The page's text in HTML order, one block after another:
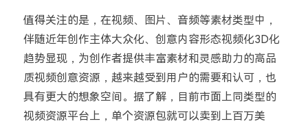
值得关注的是，在视频、图片、音频等素材类型中，
伴随近年创作主体大众化、创意内容形态视频化3D化
趋势显现，为创作者提供丰富素材和灵感助力的高品
质视频创意资源，越来越受到用户的需要和认可，也
具有更大的想象空间。据了解，目前市面上同类型的
视频资源平台上，单个资源包就可以卖到上百万美